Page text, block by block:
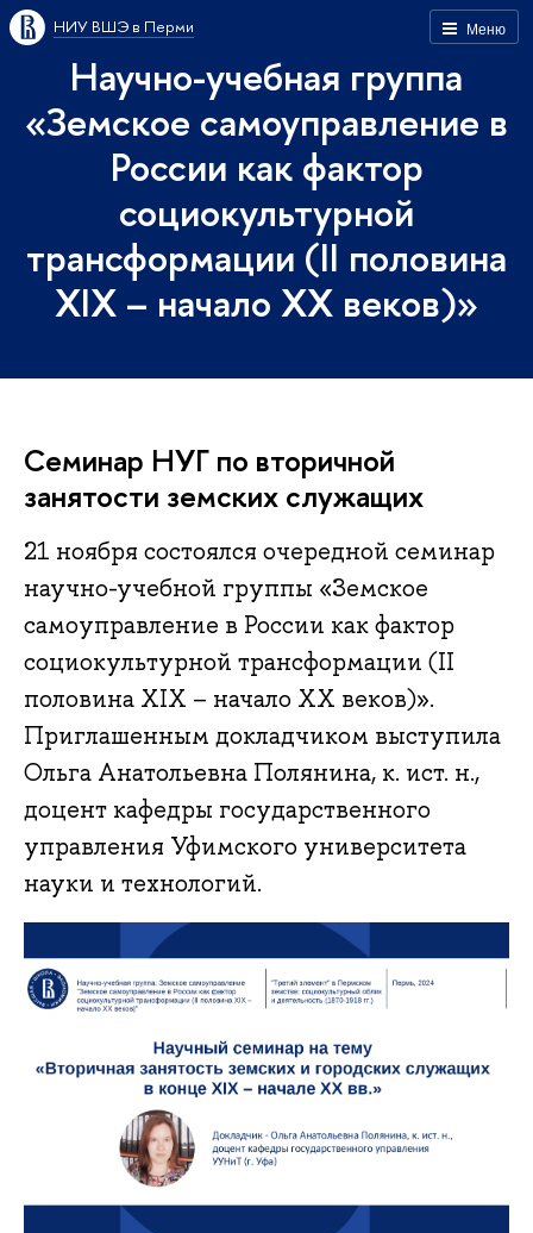
Меню
НИУ ВШЭ в Перми
Научно-учебная группа
«Земское самоуправление в
России как фактор
социокультурной
трансформации (II половина
XIX – начало XX веков)»
Семинар НУГ по вторичной
занятости земских служащих
21 ноября состоялся очередной семинар
научно-учебной группы «Земское
самоуправление в России как фактор
социокультурной трансформации (II
половина XIX – начало XX веков)».
Приглашенным докладчиком выступила
Ольга Анатольевна Полянина, к. ист. н.,
доцент кафедры государственного
управления Уфимского университета
науки и технологий.